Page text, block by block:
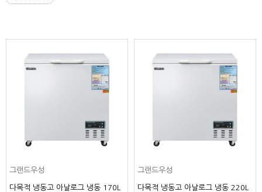
그랜드우성
다목적 냉동고 아날로그 냉동 170L
그랜드우성
다목적 냉동고 아날로그 냉동 220L